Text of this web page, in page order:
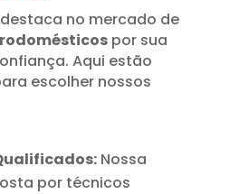
no mercado de
por sua
Aqui estão
escolher nossos
Nossa
por técnicos